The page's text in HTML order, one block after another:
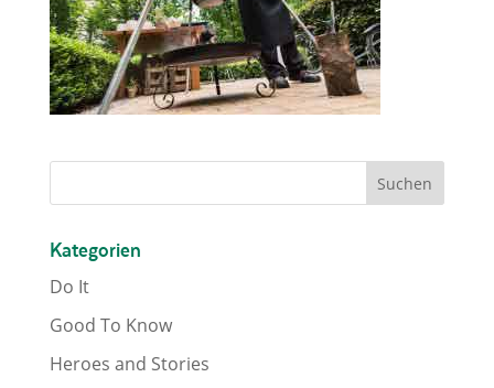
Kategorien
Do It
Good To Know
Heroes and Stories